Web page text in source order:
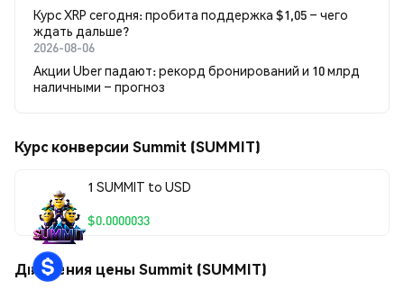
Курс XRP сегодня: пробита поддержка $1,05 – чего
ждать дальше?
2026-08-06
Акции Uber падают: рекорд бронирований и 10 млрд
наличными – прогноз
Курс конверсии Summit (SUMMIT)
1 SUMMIT to USD
$0.0000033
Движения цены Summit (SUMMIT)